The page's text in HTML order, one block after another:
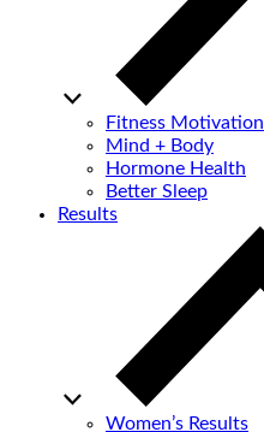
Fitness Motivation
Mind + Body
Hormone Health
Better Sleep
Results
Women’s Results